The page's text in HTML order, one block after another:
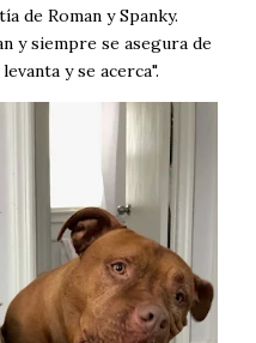
de Roman y Spanky.
y siempre se asegura de
y se acerca".